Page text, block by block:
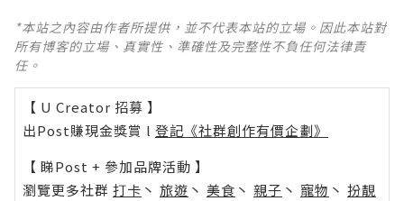
*本站之內容由作者所提供，並不代表本站的立場。因此本站對
所有博客的立場、真實性、準確性及完整性不負任何法律責
任。
【 U Creator 招募 】
出Post賺現金獎賞 l 登記《社群創作有價企劃》
【 睇Post + 參加品牌活動 】
瀏覽更多社群 打卡 丶 旅遊 丶 美食 丶 親子 丶 寵物 丶 扮靚